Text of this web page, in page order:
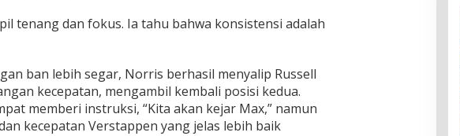
tenang dan fokus. Ia tahu bahwa konsistensi adalah
ban lebih segar, Norris berhasil menyalip Russell
kecepatan, mengambil kembali posisi kedua.
memberi instruksi, “Kita akan kejar Max,” namun
kecepatan Verstappen yang jelas lebih baik